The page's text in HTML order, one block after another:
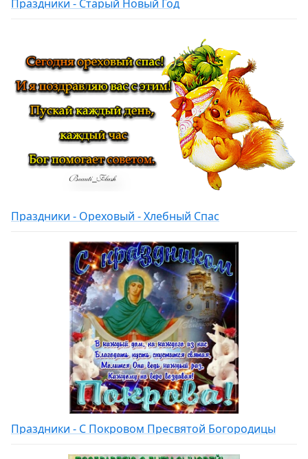
Праздники - Старый Новый Год
Праздники - Ореховый - Хлебный Спас
Праздники - С Покровом Пресвятой Богородицы